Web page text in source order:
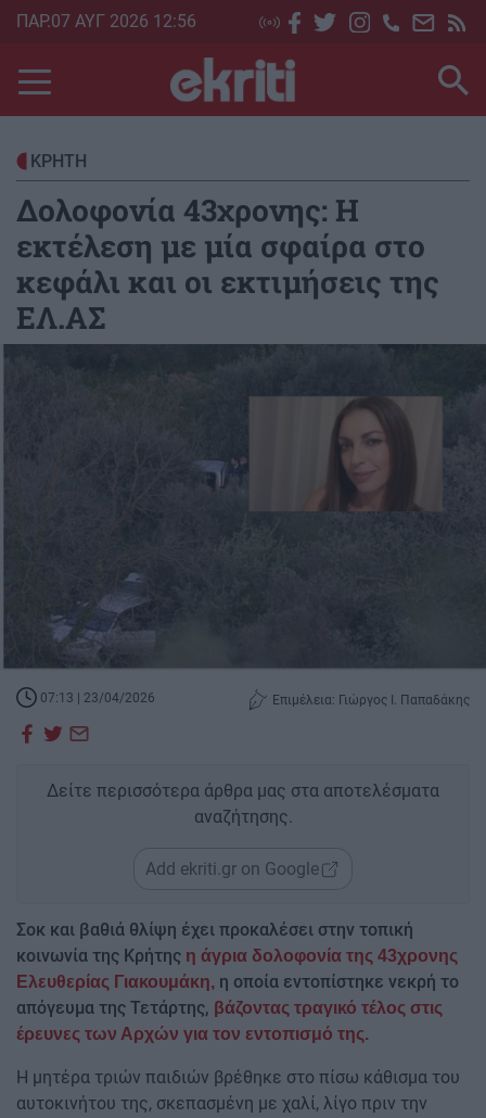
Skip
main
content
ΠΑΡ.07 ΑΥΓ 2026 12:56
ΚΡΗΤΗ
Δολοφονία 43χρονης: Η
εκτέλεση με μία σφαίρα στο
κεφάλι και οι εκτιμήσεις της
ΕΛ.ΑΣ
07:13 | 23/04/2026 Επιμέλεια: Γιώργος Ι. Παπαδάκης
Δείτε περισσότερα άρθρα μας στα αποτελέσματα
αναζήτησης.
Add ekriti.gr on Google
Σοκ και βαθιά θλίψη έχει προκαλέσει στην τοπική
κοινωνία της Κρήτης η άγρια δολοφονία της 43χρονης
Ελευθερίας Γιακουμάκη, η οποία εντοπίστηκε νεκρή το
απόγευμα της Τετάρτης, βάζοντας τραγικό τέλος στις
έρευνες των Αρχών για τον εντοπισμό της.
Η μητέρα τριών παιδιών βρέθηκε στο πίσω κάθισμα του
αυτοκινήτου της, σκεπασμένη με χαλί, λίγο πριν την